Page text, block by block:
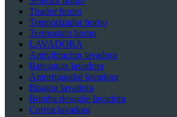
Tirador horno
Temporizador horno
Termostato horno
LAVADORA
Antivibracíon lavadora
Bateaguas lavadora
Amortiguador lavadora
Bisagra lavadora
Bomba desagüe lavadora
Correa lavadora